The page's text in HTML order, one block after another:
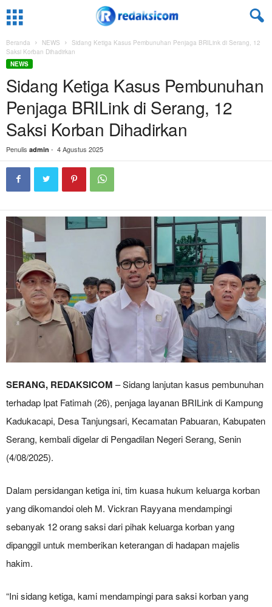
Beranda NEWS
Sidang Ketiga Kasus Pembunuhan Penjaga BRILink di Serang, 12
Saksi Korban Dihadirkan
NEWS
Sidang Ketiga Kasus Pembunuhan
Penjaga BRILink di Serang, 12
Saksi Korban Dihadirkan
Penulis admin - 4 Agustus 2025
SERANG, REDAKSICOM – Sidang lanjutan kasus pembunuhan
terhadap Ipat Fatimah (26), penjaga layanan BRILink di Kampung
Kadukacapi, Desa Tanjungsari, Kecamatan Pabuaran, Kabupaten
Serang, kembali digelar di Pengadilan Negeri Serang, Senin
(4/08/2025).
Dalam persidangan ketiga ini, tim kuasa hukum keluarga korban
yang dikomandoi oleh M. Vickran Rayyana mendampingi
sebanyak 12 orang saksi dari pihak keluarga korban yang
dipanggil untuk memberikan keterangan di hadapan majelis
hakim.
“Ini sidang ketiga, kami mendampingi para saksi korban yang